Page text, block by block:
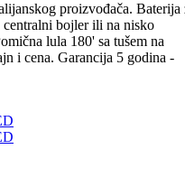
proizvođača. Baterija
centralni bojler ili na nisko
lula 180' sa tušem na
i cena. Garancija 5 godina -